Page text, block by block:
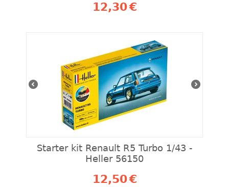
12,30€
Starter kit Renault R5 Turbo 1/43 -
Heller 56150
12,50€